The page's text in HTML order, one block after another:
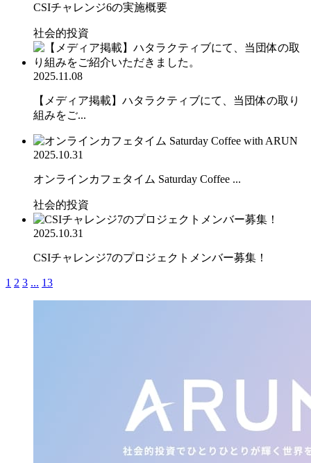
CSIチャレンジ6の実施概要
社会的投資
2025.11.08
【メディア掲載】ハタラクティブにて、当団体の取り
組みをご...
2025.10.31
オンラインカフェタイム Saturday Coffee ...
社会的投資
2025.10.31
CSIチャレンジ7のプロジェクトメンバー募集！
1 2 3 ... 13